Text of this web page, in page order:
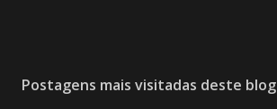
Postagens mais visitadas deste blog